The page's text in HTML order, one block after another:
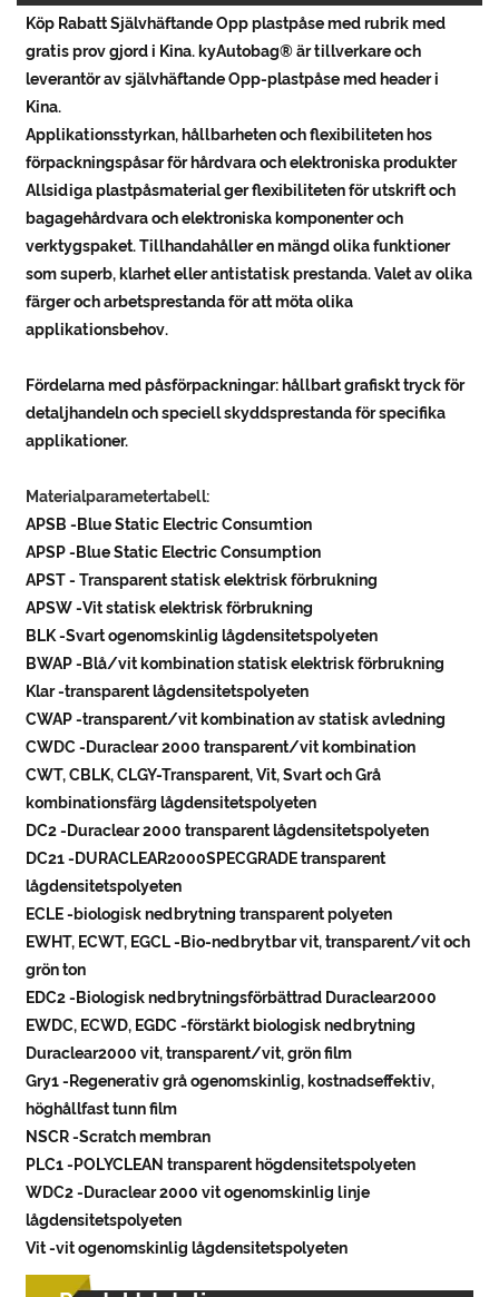
Köp Rabatt Självhäftande Opp plastpåse med rubrik med
gratis prov gjord i Kina. kyAutobag® är tillverkare och
leverantör av självhäftande Opp-plastpåse med header i
Kina.
Applikationsstyrkan, hållbarheten och flexibiliteten hos
förpackningspåsar för hårdvara och elektroniska produkter
Allsidiga plastpåsmaterial ger flexibiliteten för utskrift och
bagagehårdvara och elektroniska komponenter och
verktygspaket. Tillhandahåller en mängd olika funktioner
som superb, klarhet eller antistatisk prestanda. Valet av olika
färger och arbetsprestanda för att möta olika
applikationsbehov.
Fördelarna med påsförpackningar: hållbart grafiskt tryck för
detaljhandeln och speciell skyddsprestanda för specifika
applikationer.
Materialparametertabell:
APSB -Blue Static Electric Consumtion
APSP -Blue Static Electric Consumption
APST - Transparent statisk elektrisk förbrukning
APSW -Vit statisk elektrisk förbrukning
BLK -Svart ogenomskinlig lågdensitetspolyeten
BWAP -Blå/vit kombination statisk elektrisk förbrukning
Klar -transparent lågdensitetspolyeten
CWAP -transparent/vit kombination av statisk avledning
CWDC -Duraclear 2000 transparent/vit kombination
CWT, CBLK, CLGY-Transparent, Vit, Svart och Grå
kombinationsfärg lågdensitetspolyeten
DC2 -Duraclear 2000 transparent lågdensitetspolyeten
DC21 -DURACLEAR2000SPECGRADE transparent
lågdensitetspolyeten
ECLE -biologisk nedbrytning transparent polyeten
EWHT, ECWT, EGCL -Bio-nedbrytbar vit, transparent/vit och
grön ton
EDC2 -Biologisk nedbrytningsförbättrad Duraclear2000
EWDC, ECWD, EGDC -förstärkt biologisk nedbrytning
Duraclear2000 vit, transparent/vit, grön film
Gry1 -Regenerativ grå ogenomskinlig, kostnadseffektiv,
höghållfast tunn film
NSCR -Scratch membran
PLC1 -POLYCLEAN transparent högdensitetspolyeten
WDC2 -Duraclear 2000 vit ogenomskinlig linje
lågdensitetspolyeten
Vit -vit ogenomskinlig lågdensitetspolyeten